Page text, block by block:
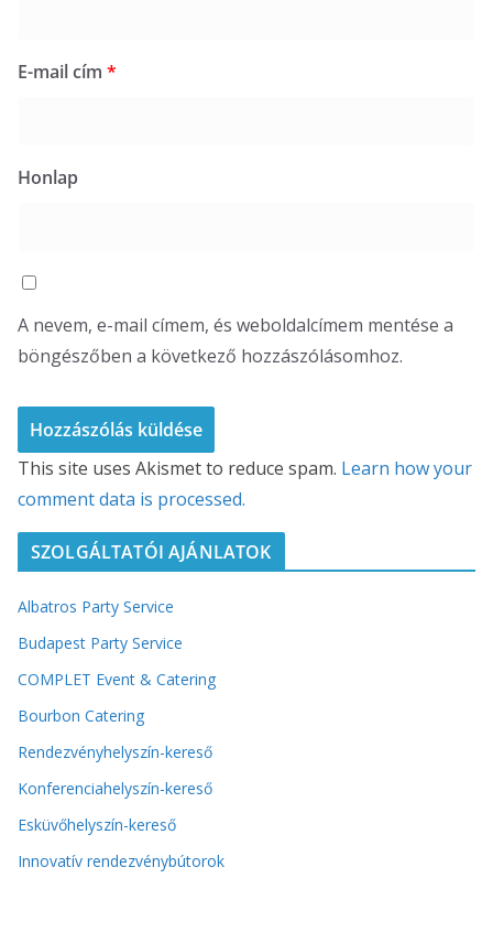
E-mail cím *
Honlap
A nevem, e-mail címem, és weboldalcímem mentése a
böngészőben a következő hozzászólásomhoz.
This site uses Akismet to reduce spam. Learn how your
comment data is processed.
SZOLGÁLTATÓI AJÁNLATOK
Albatros Party Service
Budapest Party Service
COMPLET Event & Catering
Bourbon Catering
Rendezvényhelyszín-kereső
Konferenciahelyszín-kereső
Esküvőhelyszín-kereső
Innovatív rendezvénybútorok